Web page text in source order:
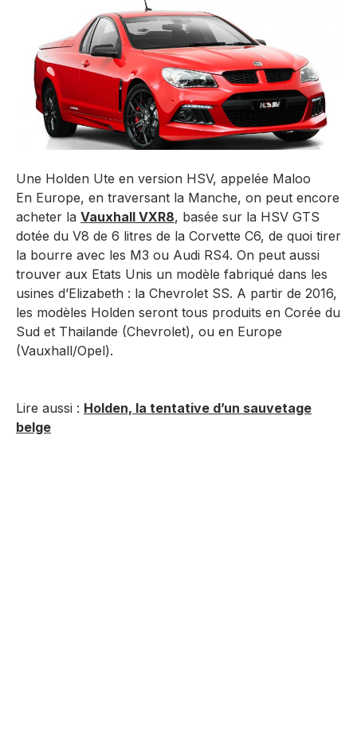
Une Holden Ute en version HSV, appelée Maloo
En Europe, en traversant la Manche, on peut encore
acheter la Vauxhall VXR8, basée sur la HSV GTS
dotée du V8 de 6 litres de la Corvette C6, de quoi tirer
la bourre avec les M3 ou Audi RS4. On peut aussi
trouver aux Etats Unis un modèle fabriqué dans les
usines d’Elizabeth : la Chevrolet SS. A partir de 2016,
les modèles Holden seront tous produits en Corée du
Sud et Thailande (Chevrolet), ou en Europe
(Vauxhall/Opel).
Lire aussi : Holden, la tentative d’un sauvetage
belge